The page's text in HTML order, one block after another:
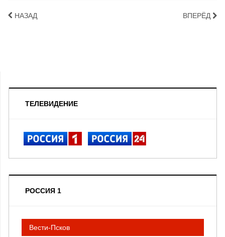
НАЗАД ВПЕРЁД
ТЕЛЕВИДЕНИЕ
РОССИЯ 1
Вести-Псков